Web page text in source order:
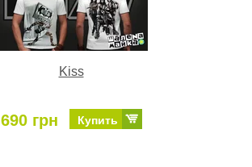
Kiss
690 грн Купить